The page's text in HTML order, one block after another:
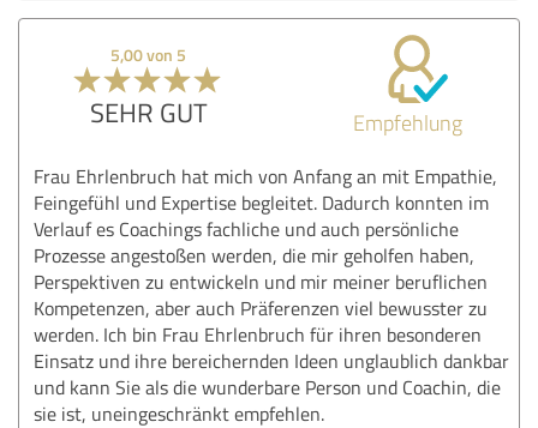
5,00 von 5
SEHR GUT Empfehlung
Frau Ehrlenbruch hat mich von Anfang an mit Empathie,
Feingefühl und Expertise begleitet. Dadurch konnten im
Verlauf es Coachings fachliche und auch persönliche
Prozesse angestoßen werden, die mir geholfen haben,
Perspektiven zu entwickeln und mir meiner beruflichen
Kompetenzen, aber auch Präferenzen viel bewusster zu
werden. Ich bin Frau Ehrlenbruch für ihren besonderen
Einsatz und ihre bereichernden Ideen unglaublich dankbar
und kann Sie als die wunderbare Person und Coachin, die
sie ist, uneingeschränkt empfehlen.